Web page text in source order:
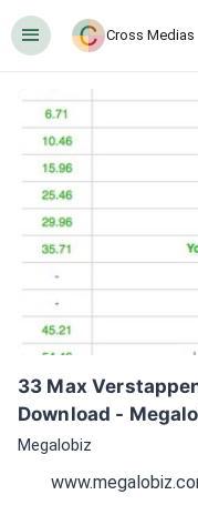
󰍜 Cross Medias
33 Max
Download -
Megalobiz